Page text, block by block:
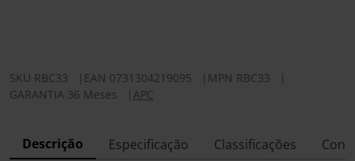
SKU RBC33 EAN 0731304219095 MPN RBC33
GARANTIA 36 Meses
APC
Descrição Especificação Classificações